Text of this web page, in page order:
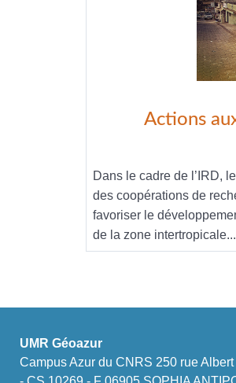
Actions
Dans le cadre de l’IRD,
des coopérations de
favoriser le
de la zone intertropicale...
UMR Géoazur
Campus Azur du CNRS 250 rue